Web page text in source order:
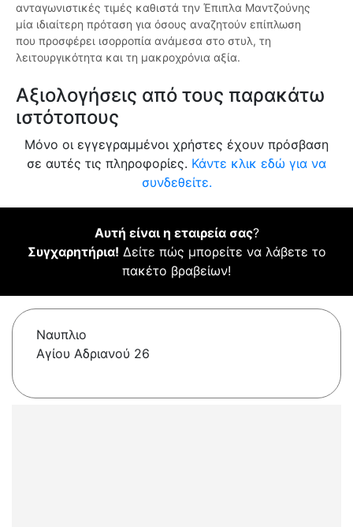
ανταγωνιστικές τιμές καθιστά την Έπιπλα Μαντζούνης
μία ιδιαίτερη πρόταση για όσους αναζητούν επίπλωση
που προσφέρει ισορροπία ανάμεσα στο στυλ, τη
λειτουργικότητα και τη μακροχρόνια αξία.
Αξιολογήσεις από τους παρακάτω
ιστότοπους
Μόνο οι εγγεγραμμένοι χρήστες έχουν πρόσβαση
σε αυτές τις πληροφορίες. Κάντε κλικ εδώ για να
συνδεθείτε.
Αυτή είναι η εταιρεία σας?
Συγχαρητήρια! Δείτε πώς μπορείτε να λάβετε το
πακέτο βραβείων!
Ναυπλιο
Αγίου Αδριανού 26